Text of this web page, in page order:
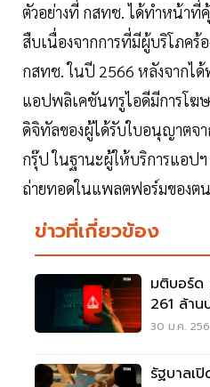
ตัวอย่างที่ กสทช. ได้ทำหน้าที่
สืบเนื่องจากการที่มีผู้บริโภคร้
กสทช. ในปี 2566 หลังจากไ
แอปพลิเคชันทรูไอดีมีการโฆ
ดิจิทัลของผู้ได้รับใบอนุญาตจ
กรุ๊ป ในฐานะผู้ให้บริการแอ
ถ่ายทอดในแพลตฟอร์มของตน
ข่าวที่เกี่ยวข้อง
มติบอร์ด
261 ล้าน
ภัยมือถือ
30 ม.ค.
รัฐบาลเ